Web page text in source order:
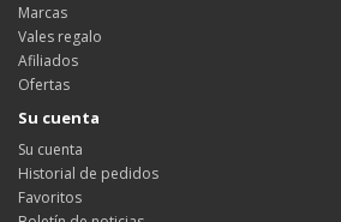
Marcas
Vales regalo
Afiliados
Ofertas
Su cuenta
Su cuenta
Historial de pedidos
Favoritos